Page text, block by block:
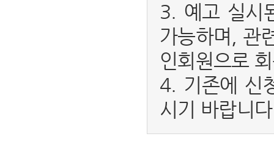
3. 예고 실시
가능하며, 관
인회원으로
4. 기존에 신
시기 바랍니